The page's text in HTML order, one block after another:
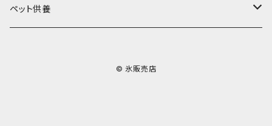
一般土鍋
皿・椀・丼・小物
ペット供養
© 氷販売店